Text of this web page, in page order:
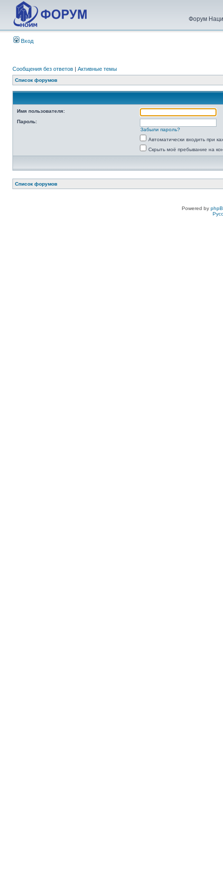
Форум
Вход
Сообщения без ответов | Активные темы
Список форумов
Имя пользователя:
Пароль:
Забыли пароль?
Автоматически входить при
Скрыть моё пребывание на
Список форумов
Powered by